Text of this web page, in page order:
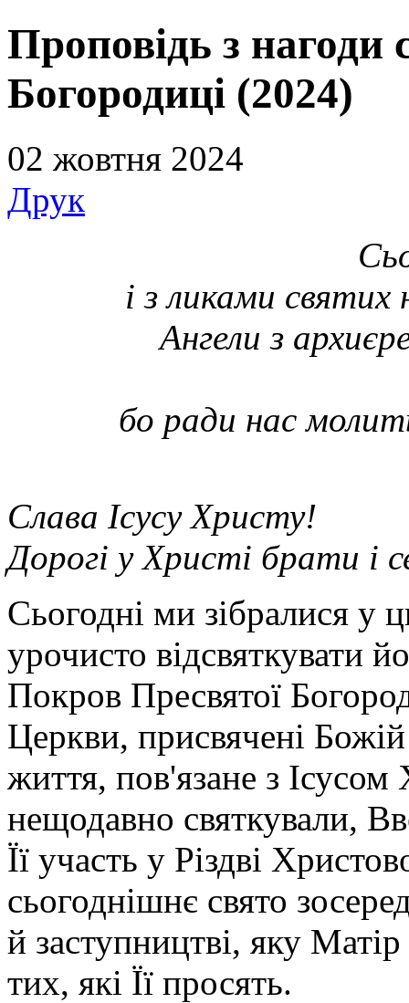
Проповідь з нагоди
Богородиці (2024)
02 жовтня 2024
Друк
і з ликами
Ангели з
бо ради нас
Слава Ісусу Христу!
Дорогі у Христі брати і
Сьогодні ми зібралися у
урочисто відсвяткувати
Покров Пресвятої
Церкви, присвячені
життя, пов'язане з Ісусом
нещодавно святкували,
Її участь у Різдві
сьогоднішнє свято
й заступництві, яку
тих, які Її просять.